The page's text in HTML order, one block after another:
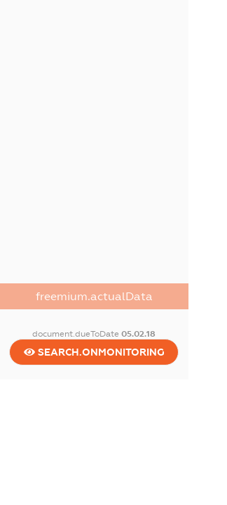
freemium.actualData
document.dueToDate05.02.18
SEARCH.ONMONITORING